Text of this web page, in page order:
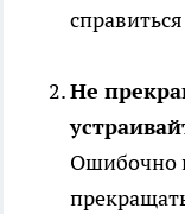
Не
Ошибочно